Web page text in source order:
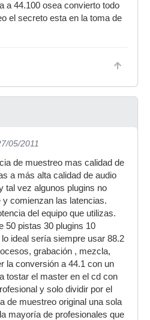
a 44.100 osea convierto todo
el secreto esta en la toma de
05/2011
de muestreo mas calidad de
a más alta calidad de audio
tal vez algunos plugins no
comienzan las latencias.
del equipo que utilizas.
50 pistas 30 plugins 10
ideal sería siempre usar 88.2
grabación , mezcla,
la conversión a 44.1 con un
tostar el master en el cd con
y solo dividir por el
de muestreo original una sola
mayoría de profesionales que